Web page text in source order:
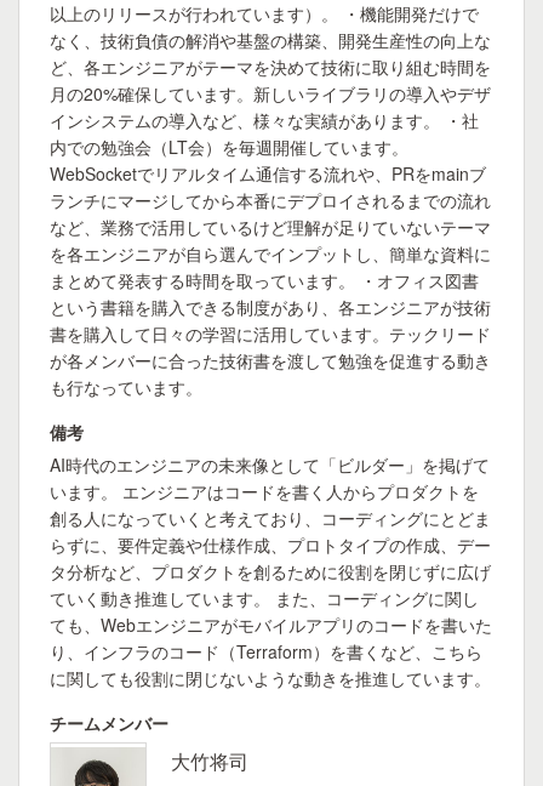
以上のリリースが行われています）。 ・機能開発だけで
なく、技術負債の解消や基盤の構築、開発生産性の向上な
ど、各エンジニアがテーマを決めて技術に取り組む時間を
月の20%確保しています。新しいライブラリの導入やデザ
インシステムの導入など、様々な実績があります。 ・社
内での勉強会（LT会）を毎週開催しています。
WebSocketでリアルタイム通信する流れや、PRをmainブ
ランチにマージしてから本番にデプロイされるまでの流れ
など、業務で活用しているけど理解が足りていないテーマ
を各エンジニアが自ら選んでインプットし、簡単な資料に
まとめて発表する時間を取っています。 ・オフィス図書
という書籍を購入できる制度があり、各エンジニアが技術
書を購入して日々の学習に活用しています。テックリード
が各メンバーに合った技術書を渡して勉強を促進する動き
も行なっています。
備考
AI時代のエンジニアの未来像として「ビルダー」を掲げて
います。 エンジニアはコードを書く人からプロダクトを
創る人になっていくと考えており、コーディングにとどま
らずに、要件定義や仕様作成、プロトタイプの作成、デー
タ分析など、プロダクトを創るために役割を閉じずに広げ
ていく動き推進しています。 また、コーディングに関し
ても、Webエンジニアがモバイルアプリのコードを書いた
り、インフラのコード（Terraform）を書くなど、こちら
に関しても役割に閉じないような動きを推進しています。
チームメンバー
大竹将司